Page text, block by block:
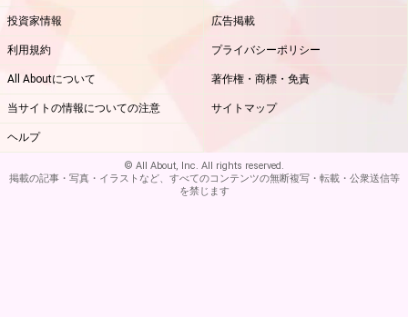
投資家情報 広告掲載
利用規約 プライバシーポリシー
All Aboutについて 著作権・商標・免責
当サイトの情報についての注意 サイトマップ
ヘルプ
© All About, Inc. All rights reserved.
掲載の記事・写真・イラストなど、すべてのコンテンツの無断複写・転載・公衆送信等
を禁じます